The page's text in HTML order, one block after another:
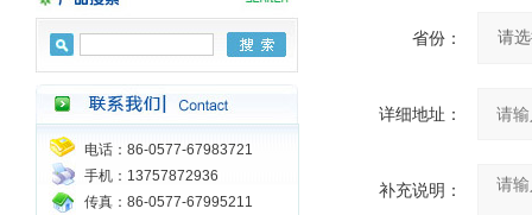
电话：86-0577-67983721
手机：13757872936
传真：86-0577-67995211
省份：
详细地址：
补充说明：